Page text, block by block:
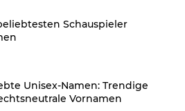
Schauspieler
Unisex-Namen: Trendige
Vornamen